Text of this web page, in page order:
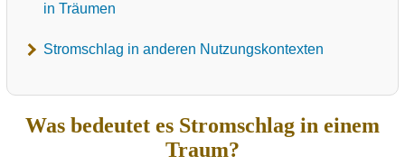
in Träumen
Stromschlag in anderen Nutzungskontexten
Was bedeutet es Stromschlag in einem
Traum?